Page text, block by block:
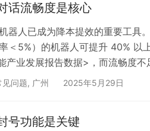
话流畅度是核心
器人已成为降本提效的重要工具
＜5%）的机器人可提升 40% 以
业发展报告数据>，而流畅度不
本文从技术底层、场景适配、数
）、语音合成（T…
见问题, 广州 2025年5月29日
号功能是关键